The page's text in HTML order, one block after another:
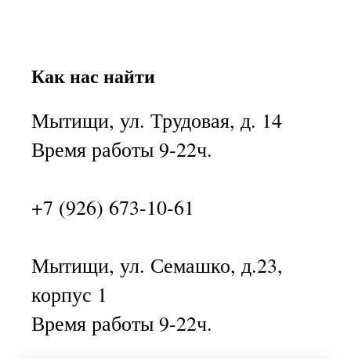
Как нас найти
Мытищи, ул. Трудовая, д. 14
Время работы 9-22ч.
+7 (926) 673-10-61
Мытищи, ул. Семашко, д.23,
корпус 1
Время работы 9-22ч.